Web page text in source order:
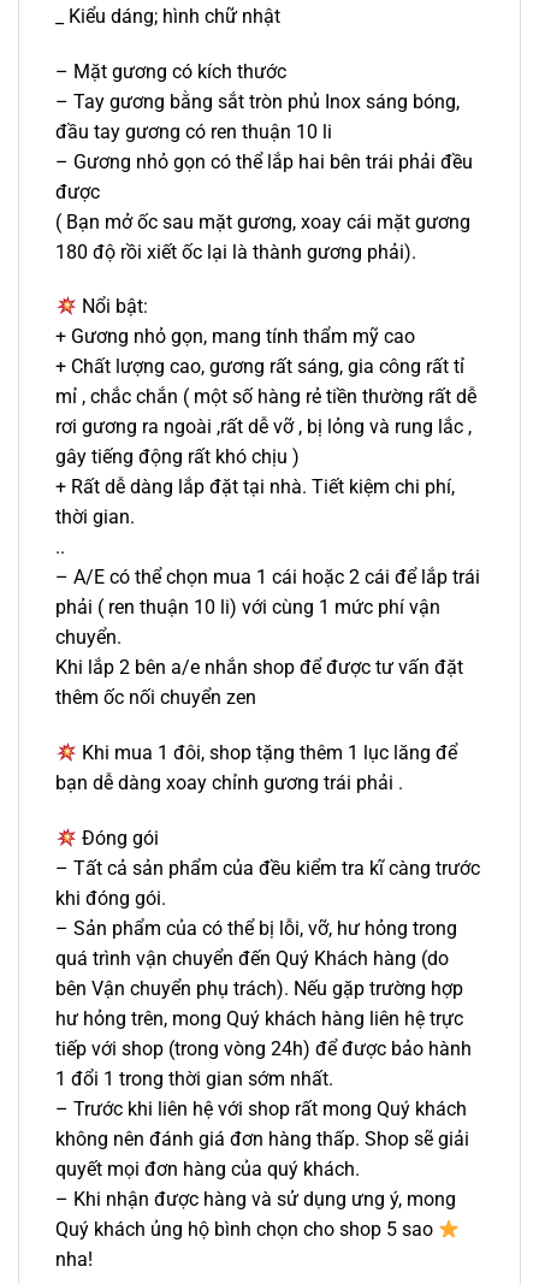
_ Kiểu dáng; hình chữ nhật
– Mặt gương có kích thước
– Tay gương bằng sắt tròn phủ Inox sáng bóng,
đầu tay gương có ren thuận 10 li
– Gương nhỏ gọn có thể lắp hai bên trái phải đều
được
( Bạn mở ốc sau mặt gương, xoay cái mặt gương
180 độ rồi xiết ốc lại là thành gương phải).
Nổi bật:
+ Gương nhỏ gọn, mang tính thẩm mỹ cao
+ Chất lượng cao, gương rất sáng, gia công rất tỉ
mỉ , chắc chắn ( một số hàng rẻ tiền thường rất dễ
rơi gương ra ngoài ,rất dễ vỡ , bị lỏng và rung lắc ,
gây tiếng động rất khó chịu )
+ Rất dễ dàng lắp đặt tại nhà. Tiết kiệm chi phí,
thời gian.
..
– A/E có thể chọn mua 1 cái hoặc 2 cái để lắp trái
phải ( ren thuận 10 li) với cùng 1 mức phí vận
chuyển.
Khi lắp 2 bên a/e nhắn shop để được tư vấn đặt
thêm ốc nối chuyển zen
Khi mua 1 đôi, shop tặng thêm 1 lục lăng để
bạn dễ dàng xoay chỉnh gương trái phải .
Đóng gói
– Tất cả sản phẩm của đều kiểm tra kĩ càng trước
khi đóng gói.
– Sản phẩm của có thể bị lỗi, vỡ, hư hỏng trong
quá trình vận chuyển đến Quý Khách hàng (do
bên Vận chuyển phụ trách). Nếu gặp trường hợp
hư hỏng trên, mong Quý khách hàng liên hệ trực
tiếp với shop (trong vòng 24h) để được bảo hành
1 đổi 1 trong thời gian sớm nhất.
– Trước khi liên hệ với shop rất mong Quý khách
không nên đánh giá đơn hàng thấp. Shop sẽ giải
quyết mọi đơn hàng của quý khách.
– Khi nhận được hàng và sử dụng ưng ý, mong
Quý khách ủng hộ bình chọn cho shop 5 sao
nha!